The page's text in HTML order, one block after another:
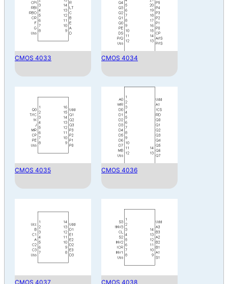
CMOS 4033 CMOS 4034
CMOS 4035 CMOS 4036
CMOS 4037 CMOS 4038